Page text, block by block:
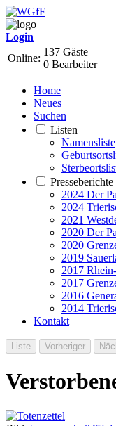
Login
Online:
137 Gäste
0 Bearbeiter
Home
Neues
Suchen
Listen
Namensliste
Presseberichte
2024 Der
2024
2021
2020 Der
2020
2019
2017
2017
2016
2014
Kontakt